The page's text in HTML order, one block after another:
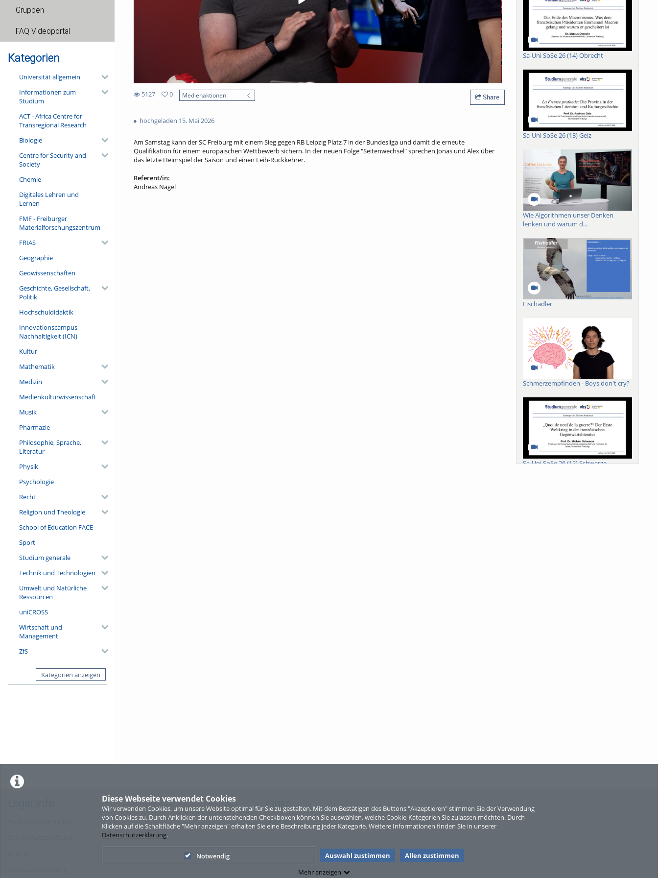
Diese Webseite verwendet Cookies
Wir verwenden Cookies, um unsere Website optimal für Sie zu gestalten. Mit dem Bestätigen des Buttons "Akzeptieren" stimmen Sie der Verwendung
von Cookies zu. Durch Anklicken der untenstehenden Checkboxen können Sie auswählen, welche Cookie-Kategorien Sie zulassen möchten. Durch
Klicken auf die Schaltfläche "Mehr anzeigen" erhalten Sie eine Beschreibung jeder Kategorie. Weitere Informationen finden Sie in unserer
Datenschutzerklärung.
Notwendig Auswahl zustimmen
Allen zustimmen
Mehr anzeigen
Gruppen
FAQ Videoportal
Kategorien
Universität allgemein
Informationen zum
Studium
ACT - Africa Centre for
Transregional Research
Biologie
Centre for Security and
Society
Chemie
Digitales Lehren und
Lernen
FMF - Freiburger
Materialforschungszentrum
FRIAS
Geographie
Geowissenschaften
Geschichte, Gesellschaft,
Politik
Hochschuldidaktik
Innovationscampus
Nachhaltigkeit (ICN)
Kultur
Mathematik
Medizin
Medienkulturwissenschaft
Musik
Pharmazie
Philosophie, Sprache,
Literatur
Physik
Psychologie
Recht
Religion und Theologie
School of Education FACE
Sport
Studium generale
Technik und Technologien
Umwelt und Natürliche
Ressourcen
uniCROSS
Wirtschaft und
Management
ZfS
Kategorien anzeigen
5127
views
0
Medienaktionen Share
hochgeladen 15. Mai 2026
Am Samstag kann der SC Freiburg mit einem Sieg gegen RB Leipzig Platz 7 in der Bundesliga und damit die erneute
Qualifikation für einem europäischen Wettbewerb sichern. In der neuen Folge "Seitenwechsel" sprechen Jonas und Alex über
das letzte Heimspiel der Saison und einen Leih-Rückkehrer.
Referent/in:
Andreas Nagel
Sa-Uni SoSe 26 (14) Obrecht
Sa-Uni SoSe 26 (13) Gelz
Wie Algorithmen unser Denken
lenken und warum d...
Fischadler
Schmerzempfinden - Boys don't cry?
Sa-Uni SoSe 26 (12) Schwarze
Sperber
Links
Sitemap